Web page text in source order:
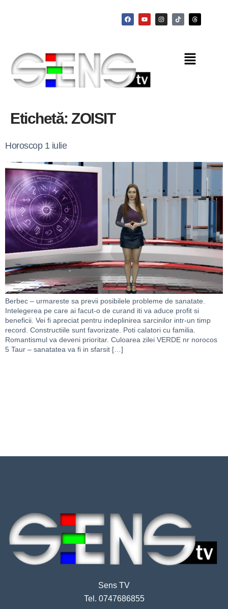
Etichetă: ZOISIT
Horoscop 1 iulie
Berbec – urmareste sa previi posibilele probleme de sanatate.
Intelegerea pe care ai facut-o de curand iti va aduce profit si
beneficii. Vei fi apreciat pentru indeplinirea sarcinilor intr-un timp
record. Constructiile sunt favorizate. Poti calatori cu familia.
Romantismul va deveni prioritar. Culoarea zilei VERDE nr norocos
5 Taur – sanatatea va fi in sfarsit […]
Sens TV
Tel. 0747686855